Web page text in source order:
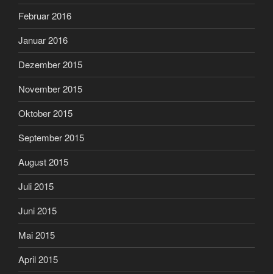
Februar 2016
Januar 2016
Dezember 2015
November 2015
Oktober 2015
September 2015
August 2015
Juli 2015
Juni 2015
Mai 2015
April 2015